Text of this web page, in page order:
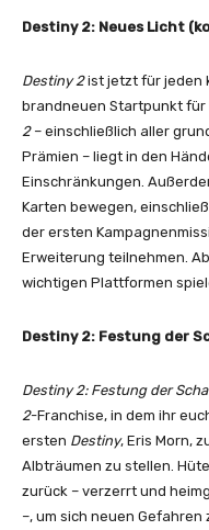
Destiny 2: Neues Licht
Destiny 2ist jetzt für jeden
brandneuen Startpunkt für
2 – einschließlich aller
Prämien – liegt in den
Einschränkungen.
Karten bewegen,
der ersten
Erweiterung teilnehmen.
wichtigen Plattformen
Destiny 2: Festung der
Destiny 2: Festung der
2-Franchise, in dem ihr
ersten Destiny, Eris Morn,
Albträumen zu stellen.
zurück – verzerrt und
–, um sich neuen